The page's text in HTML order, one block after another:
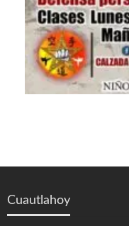
Cuautlahoy